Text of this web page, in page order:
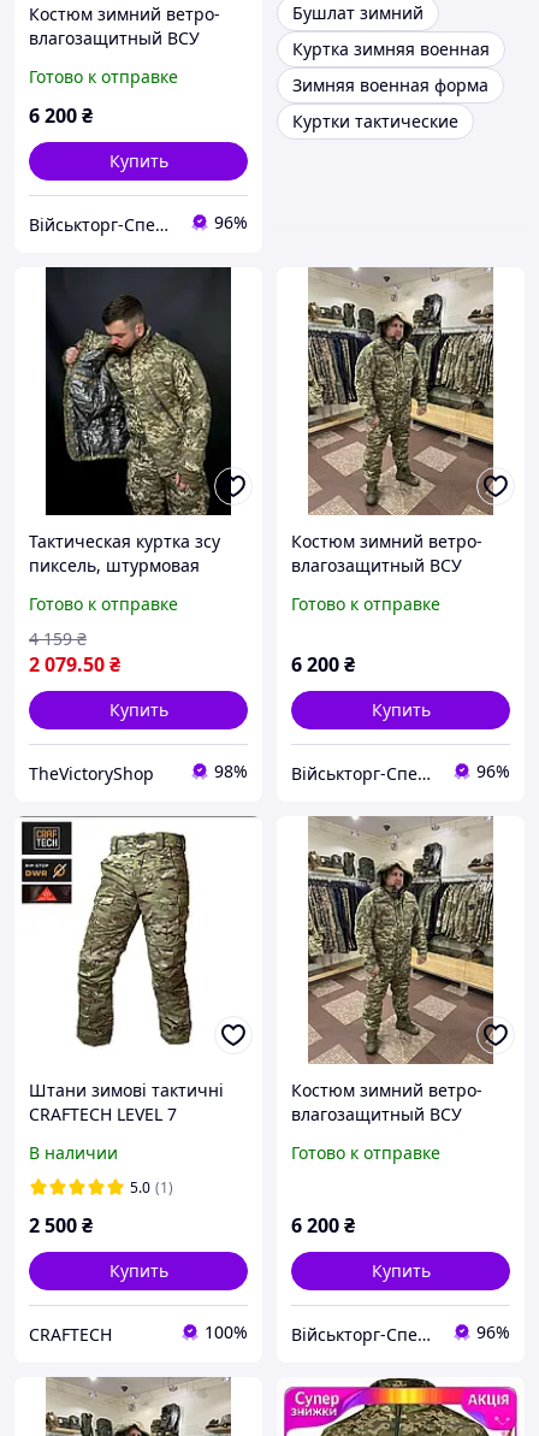
Костюм зимний ветро-
влагозащитный ВСУ
ММ-14 р.50 (6)
Готово к отправке
6 200₴
Купить
Військторг-Спецодяг на Різдвяній | ТМ «Спецвік» 96%
Бушлат зимний
Куртка зимняя военная
Зимняя военная форма
Куртки тактические
Тактическая куртка зсу
пиксель, штурмовая
подкладке, мужская
куртка рип-стоп пиксель
frocgs
Готово к отправке
2 079.50₴
4 159 ₴
Купить
TheVictoryShop 98%
Костюм зимний ветро-
влагозащитный ВСУ
ММ-14 р.52 (6)
Готово к отправке
6 200₴
Купить
Військторг-Спецодяг на Різдвяній | ТМ «Спецвік» 96%
Штани зимові тактичні
CRAFTECH LEVEL 7
В наличии
5.0 (1)
2 500₴
Купить
CRAFTECH 100%
Костюм зимний ветро-
влагозащитный ВСУ
ММ-14 р.48(5)
Готово к отправке
6 200₴
Купить
Військторг-Спецодяг на Різдвяній | ТМ «Спецвік» 96%